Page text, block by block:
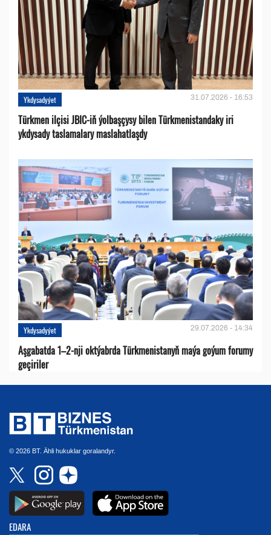
Ykdysadyýet 31.07.2026 - 16:53
Türkmen ilçisi JBIC-iň ýolbaşçysy bilen Türkmenistandaky iri
ykdysady taslamalary maslahatlaşdy
Ykdysadyýet 29.07.2026 - 14:34
Aşgabatda 1–2-nji oktýabrda Türkmenistanyň maýa goýum forumy
geçiriler
© 2026 BT. Ähli hukuklar goralandyr.
EDARA